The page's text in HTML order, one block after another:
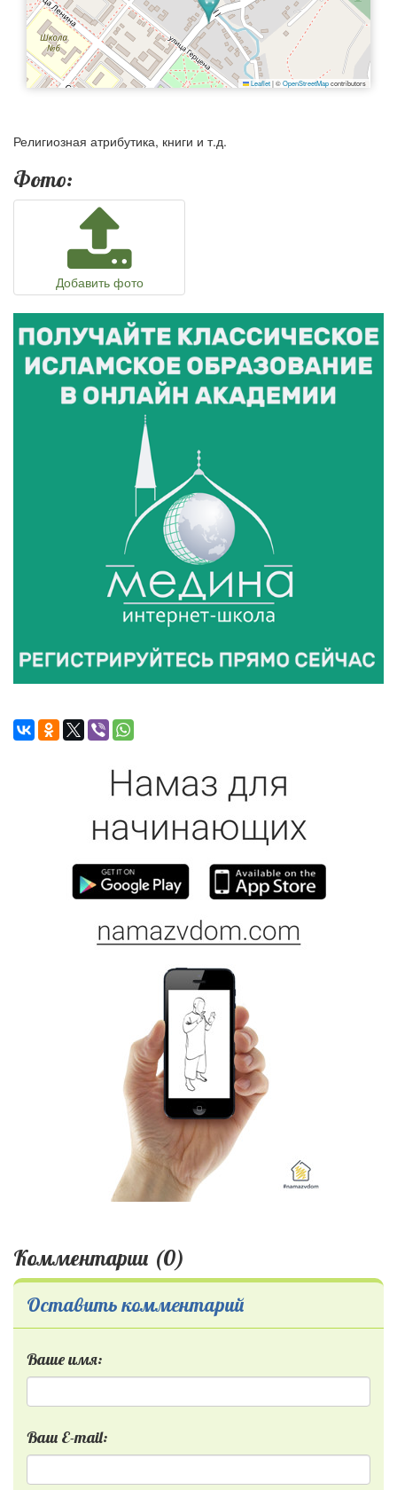
Leaflet|©OpenStreetMapcontributors
Религиозная атрибутика, книги и т.д.
Фото:
Добавить фото
Комментарии (0)
Оставить комментарий
Ваше имя:
Ваш E-mail: